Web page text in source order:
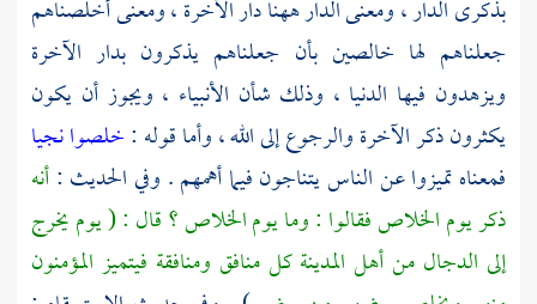
بذكرى الدار ، ومعنى الدار ههنا دار الآخرة ، ومعنى أخلصناهم
جعلناهم لها خالصين بأن جعلناهم يذكرون بدار الآخرة
ويزهدون فيها الدنيا ، وذلك شأن الأنبياء ، ويجوز أن يكون
يكثرون ذكر الآخرة والرجوع إلى الله ، وأما قوله :خلصوا نجيا
فمعناه تميزوا عن الناس يتناجون فيما أهمهم . وفي الحديث :أنه
ذكر يوم الخلاص فقالوا : وما يوم الخلاص ؟ قال : ( يوم يخرج
إلى الدجال من أهل المدينة كل منافق ومنافقة فيتميز المؤمنون